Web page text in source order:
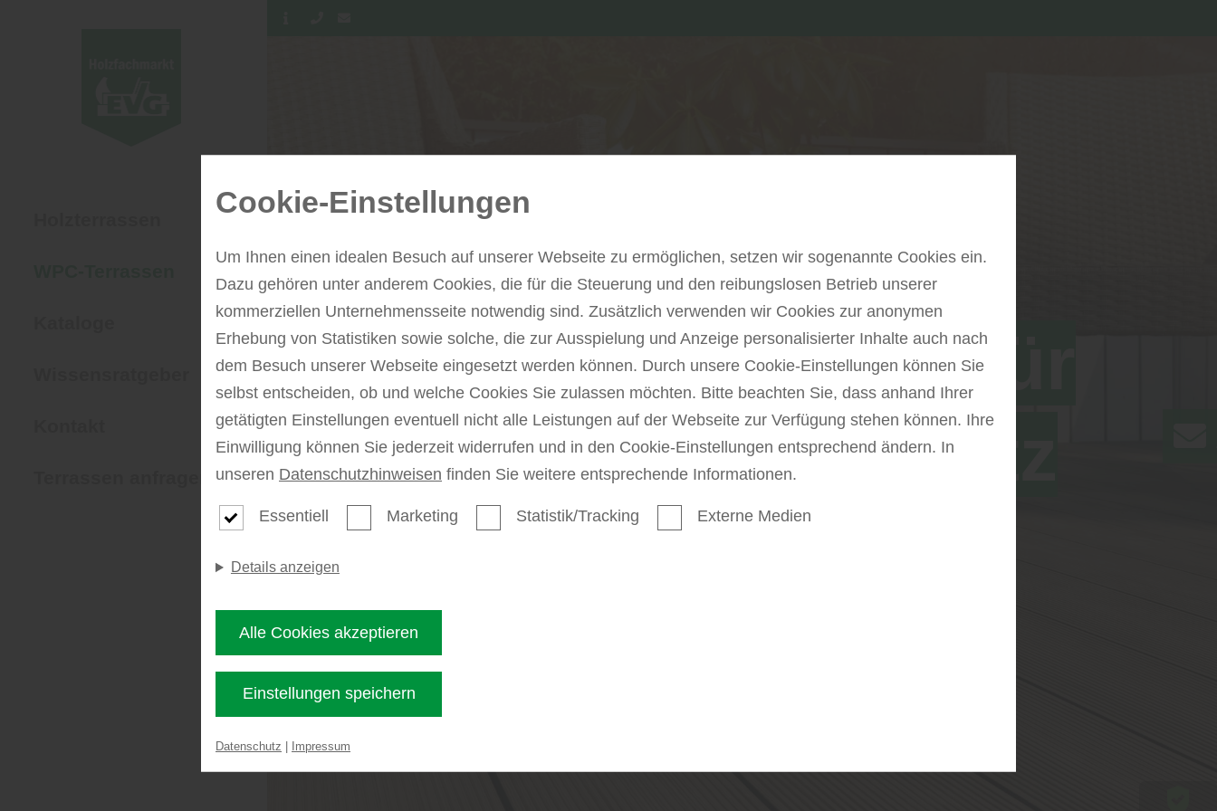
WPC-Terrassen für
die Region Görlitz
Cookie-Einstellungen
Um Ihnen einen idealen Besuch auf unserer Webseite zu ermöglichen, setzen wir sogenannte Cookies ein.
Dazu gehören unter anderem Cookies, die für die Steuerung und den reibungslosen Betrieb unserer
kommerziellen Unternehmensseite notwendig sind. Zusätzlich verwenden wir Cookies zur anonymen
Erhebung von Statistiken sowie solche, die zur Ausspielung und Anzeige personalisierter Inhalte auch nach
dem Besuch unserer Webseite eingesetzt werden können. Durch unsere Cookie-Einstellungen können Sie
selbst entscheiden, ob und welche Cookies Sie zulassen möchten. Bitte beachten Sie, dass anhand Ihrer
getätigten Einstellungen eventuell nicht alle Leistungen auf der Webseite zur Verfügung stehen können. Ihre
Einwilligung können Sie jederzeit widerrufen und in den Cookie-Einstellungen entsprechend ändern. In
unseren Datenschutzhinweisen finden Sie weitere entsprechende Informationen.
Essentiell Marketing Statistik/Tracking Externe Medien
Details anzeigen
Alle Cookies akzeptieren
Einstellungen speichern
Datenschutz Impressum